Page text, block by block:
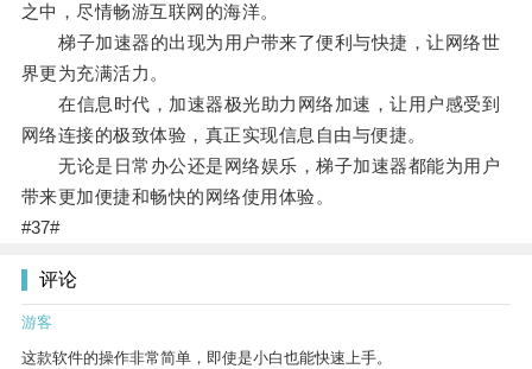
之中，尽情畅游互联网的海洋。
梯子加速器的出现为用户带来了便利与快捷，让网络世
界更为充满活力。
在信息时代，加速器极光助力网络加速，让用户感受到
网络连接的极致体验，真正实现信息自由与便捷。
无论是日常办公还是网络娱乐，梯子加速器都能为用户
带来更加便捷和畅快的网络使用体验。
#37#
评论
游客
这款软件的操作非常简单，即使是小白也能快速上手。